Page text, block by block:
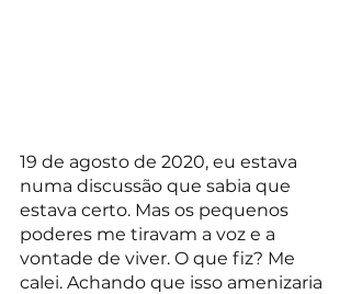
19 de agosto de 2020, eu estava
numa discussão que sabia que
estava certo. Mas os pequenos
poderes me tiravam a voz e a
vontade de viver. O que fiz? Me
calei. Achando que isso amenizaria